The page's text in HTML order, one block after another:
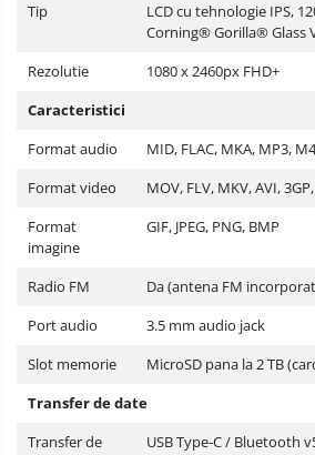
Tip
LCD cu tehnologie IPS,
Corning® Gorilla® Glass
Rezolutie
1080 x 2460px FHD+
Caracteristici
Format audio
MID, FLAC, MKA, MP3,
Format video
MOV, FLV, MKV, AVI,
Format
imagine
GIF, JPEG, PNG, BMP
Radio FM
Da (antena FM
Port audio
3.5 mm audio jack
Slot memorie
MicroSD pana la 2 TB
Transfer de date
Transfer de
USB Type-C / Bluetooth